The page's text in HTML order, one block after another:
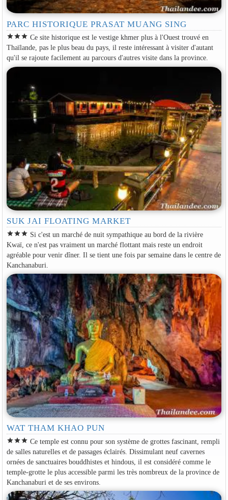
PARC HISTORIQUE PRASAT MUANG SING
starstarstar Ce site historique est le vestige khmer plus à l'Ouest trouvé en
Thaïlande, pas le plus beau du pays, il reste intéressant à visiter d'autant
qu'il se rajoute facilement au parcours d'autres visite dans la province.
SUK JAI FLOATING MARKET
starstarstar Si c'est un marché de nuit sympathique au bord de la rivière
Kwaï, ce n'est pas vraiment un marché flottant mais reste un endroit
agréable pour venir dîner. Il se tient une fois par semaine dans le centre de
Kanchanaburi.
WAT THAM KHAO PUN
starstarstar Ce temple est connu pour son système de grottes fascinant, rempli
de salles naturelles et de passages éclairés. Dissimulant neuf cavernes
ornées de sanctuaires bouddhistes et hindous, il est considéré comme le
temple-grotte le plus accessible parmi les très nombreux de la province de
Kanchanaburi et de ses environs.